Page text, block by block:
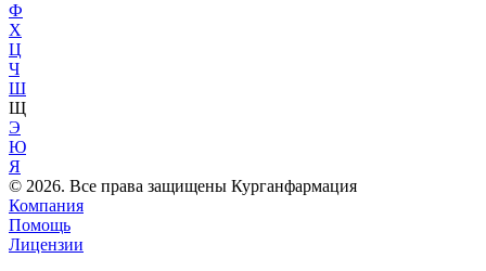
Ф
Х
Ц
Ч
Ш
Щ
Э
Ю
Я
© 2026. Все права защищены Курганфармация
Компания
Помощь
Лицензии